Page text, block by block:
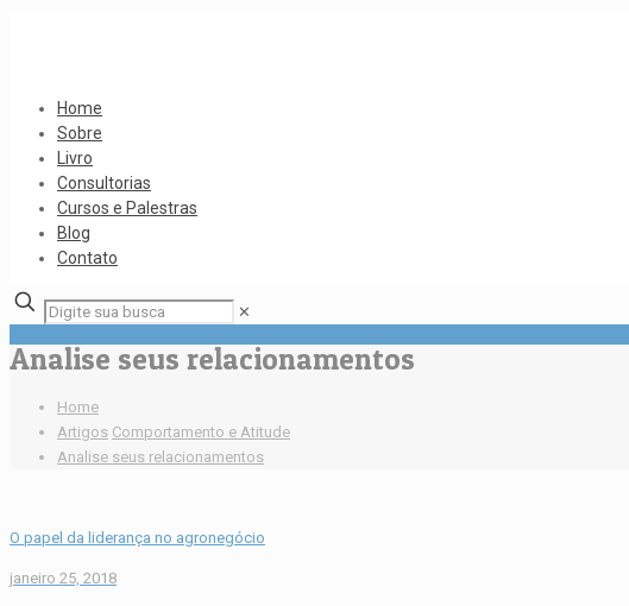
Home
Sobre
Livro
Consultorias
Cursos e Palestras
Blog
Contato
✕
Analise seus relacionamentos
Home
Artigos Comportamento e Atitude
Analise seus relacionamentos
O papel da liderança no agronegócio
janeiro 25, 2018